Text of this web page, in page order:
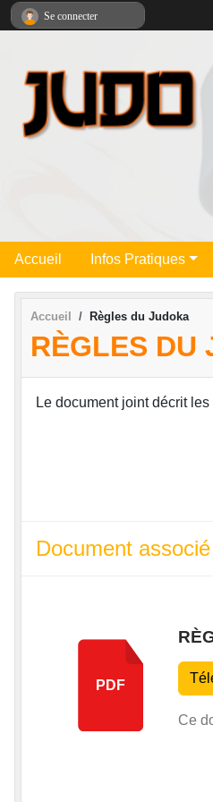
Accueil Infos Pratiques
Accueil Règles du Judoka
RÈGLES DU
Le document joint décrit
Document associé
PDF
Ce
Se connecter
Panneau de gestion des cookies